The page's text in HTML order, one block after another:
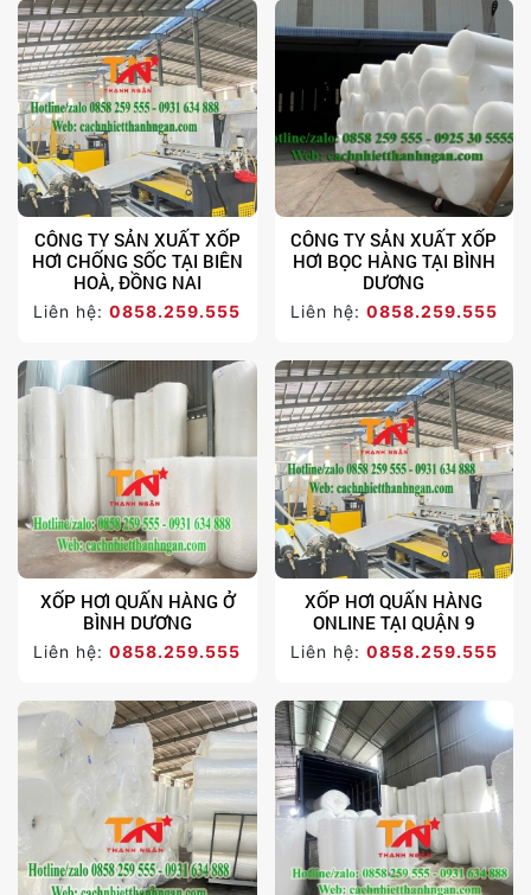
CÔNG TY SẢN XUẤT XỐP
HƠI CHỐNG SỐC TẠI BIÊN
HOÀ, ĐỒNG NAI
Liên hệ:0858.259.555
CÔNG TY SẢN XUẤT XỐP
HƠI BỌC HÀNG TẠI BÌNH
DƯƠNG
Liên hệ: 0858.259.555
XỐP HƠI QUẤN HÀNG Ở
BÌNH DƯƠNG
Liên hệ:0858.259.555
XỐP HƠI QUẤN HÀNG
ONLINE TẠI QUẬN 9
Liên hệ: 0858.259.555